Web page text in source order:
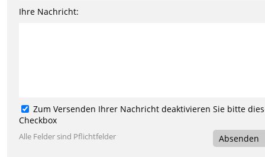
Ihre Nachricht:
Zum Versenden Ihrer Nachricht deaktivieren Sie bitte
Checkbox
Alle Felder sind Pflichtfelder Absenden